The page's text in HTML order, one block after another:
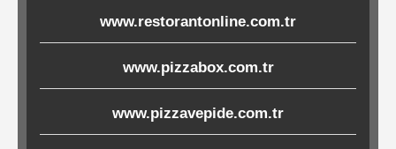
Torbaları
Tepsi
Altlıkları
www.restorantonline.com.tr
www.pizzabox.com.tr
www.pizzavepide.com.tr